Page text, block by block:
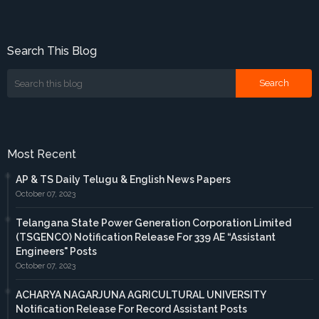
Search This Blog
Most Recent
AP & TS Daily Telugu & English News Papers
October 07, 2023
Telangana State Power Generation Corporation Limited
(TSGENCO) Notification Release For 339 AE “Assistant
Engineers" Posts
October 07, 2023
ACHARYA NAGARJUNA AGRICULTURAL UNIVERSITY
Notification Release For Record Assistant Posts